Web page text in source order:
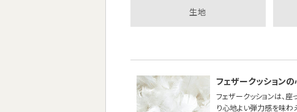
生地
フェザークッション
フェザークッションは、
り心地よい弾力感を味わ